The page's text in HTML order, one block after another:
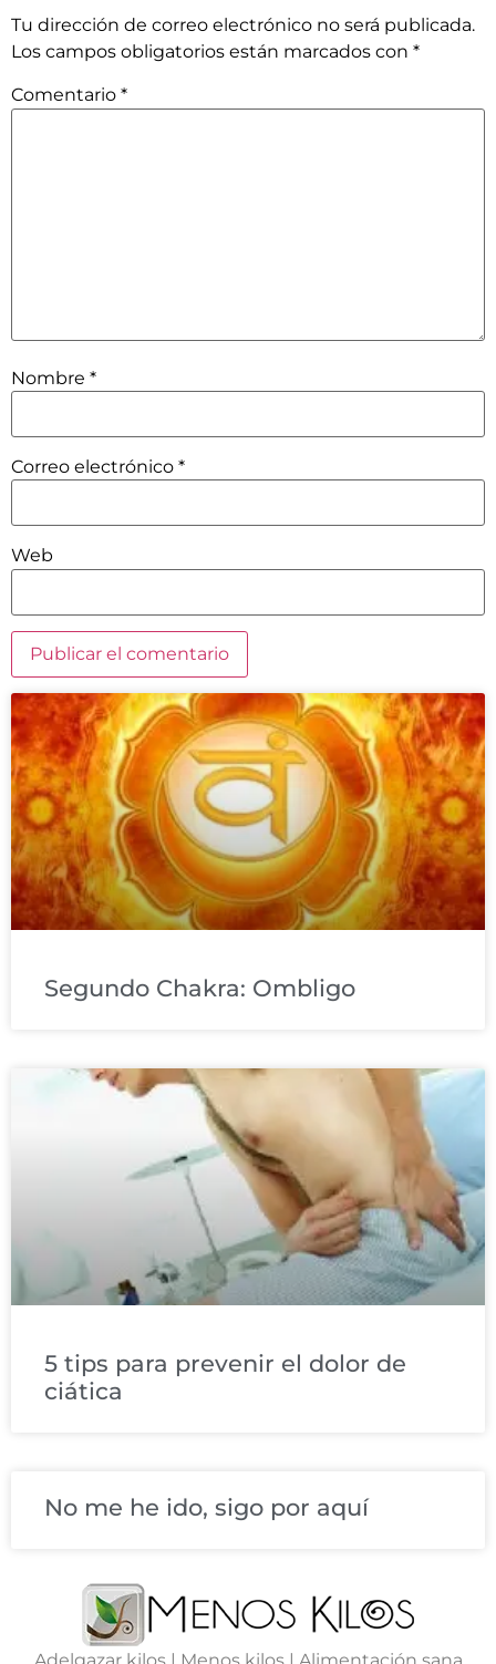
Tu dirección de correo electrónico no será publicada.
Los campos obligatorios están marcados con *
Comentario *
Nombre *
Correo electrónico *
Web
Segundo Chakra: Ombligo
5 tips para prevenir el dolor de
ciática
No me he ido, sigo por aquí